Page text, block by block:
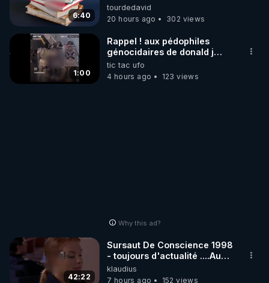
6:40
tourdedavid
20 hours ago
302 views
1:00
Rappel ! aux pédophiles
génocidaires de donald j
trump et ses supporters
trumpistes 424et 666.
tic tac ufo
4 hours ago
123 views
Why this ad?
42:22
Sursaut De Conscience 1998
- toujours d'actualité ....Au
Dela Du Réel
klaudius
7 hours ago
152 views